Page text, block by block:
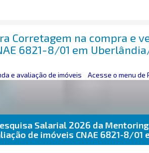
Corretagem na compra e
6821-8/01 em
e avaliação de imóveis Acesse o menu de
Salarial 2026 da Mentoring
de imóveis CNAE 6821-8/01